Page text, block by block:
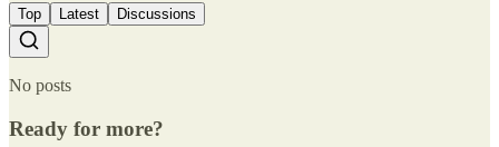
Top Latest Discussions
No posts
Ready for more?